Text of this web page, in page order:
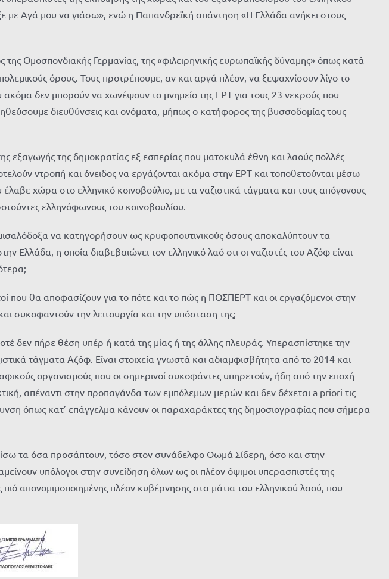
με Αγά μου να γιάσω», ενώ η Παπανδρεϊκή απάντηση «Η Ελλάδα ανήκει στους
της Ομοσπονδιακής Γερμανίας, της «φιλειρηνικής ευρωπαϊκής δύναμης» όπως κατά
όρους. Τους προτρέπουμε, αν και αργά πλέον, να ξεψαχνίσουν λίγο το
ακόμα δεν μπορούν να χωνέψουν το μνημείο της ΕΡΤ για τους 23 νεκρούς που
διευθύνσεις και ονόματα, μήπως ο κατήφορος της βυσσοδομίας τους
εξαγωγής της δημοκρατίας εξ εσπερίας που ματοκυλά έθνη και λαούς πολλές
ντροπή και όνειδος να εργάζονται ακόμα στην ΕΡΤ και τοποθετούνται μέσω
χώρα στο ελληνικό κοινοβούλιο, με τα ναζιστικά τάγματα και τους απόγονους
ελληνόφωνους του κοινοβουλίου.
να κατηγορήσουν ως κρυφοπουτινικούς όσους αποκαλύπτουν τα
η οποία διαβεβαιώνει τον ελληνικό λαό οτι οι ναζιστές του Αζόφ είναι
που θα αποφασίζουν για το πότε και το πώς η ΠΟΣΠΕΡΤ και οι εργαζόμενοι στην
συκοφαντούν την λειτουργία και την υπόσταση της;
δεν πήρε θέση υπέρ ή κατά της μίας ή της άλλης πλευράς. Υπερασπίστηκε την
τάγματα Αζόφ. Είναι στοιχεία γνωστά και αδιαμφισβήτητα από το 2014 και
οργανισμούς που οι σημερινοί συκοφάντες υπηρετούν, ήδη από την εποχή
απέναντι στην προπαγάνδα των εμπόλεμων μερών και δεν δέχεται a priori τις
όπως κατ’ επάγγελμα κάνουν οι παραχαράκτες της δημοσιογραφίας που σήμερα
τα όσα προσάπτουν, τόσο στον συνάδελφο Θωμά Σίδερη, όσο και στην
υπόλογοι στην συνείδηση όλων ως οι πλέον όψιμοι υπερασπιστές της
απονομιμοποιημένης πλέον κυβέρνησης στα μάτια του ελληνικού λαού, που